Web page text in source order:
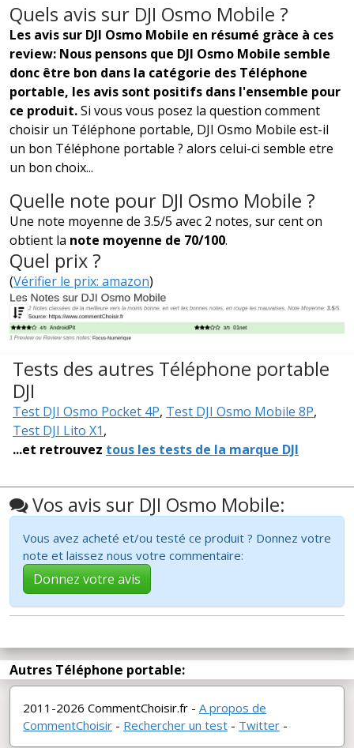
Quels avis sur DJI Osmo Mobile ?
Les avis sur DJI Osmo Mobile en résumé gràce à ces
review: Nous pensons que DJI Osmo Mobile semble
donc être bon dans la catégorie des Téléphone
portable, les avis sont positifs dans l'ensemble pour
ce produit.Si vous vous posez la question comment
choisir un Téléphone portable, DJI Osmo Mobile est-il
un bon Téléphone portable ? alors celui-ci semble etre
un bon choix...
Quelle note pour DJI Osmo Mobile ?
Une note moyenne de 3.5/5 avec 2 notes, sur cent on
obtient la note moyenne de 70/100.
Quel prix ?
(Vérifier le prix: amazon)
Tests des autres Téléphone portable
DJI
Test DJI Osmo Pocket 4P, Test DJI Osmo Mobile 8P,
Test DJI Lito X1,
...et retrouvez tous les tests de la marque DJI
Vos avis sur DJI Osmo Mobile:
Vous avez acheté et/ou testé ce produit ? Donnez votre
note et laissez nous votre commentaire:
Donnez votre avis
Autres Téléphone portable:
2011-2026 CommentChoisir.fr - A propos de
CommentChoisir - Rechercher un test - Twitter -